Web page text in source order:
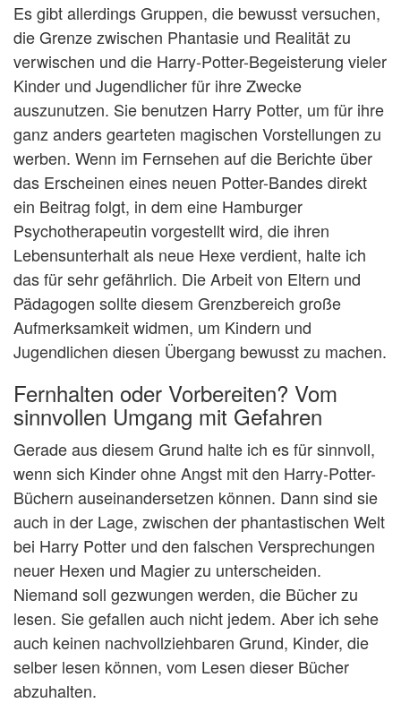
Es gibt allerdings Gruppen, die bewusst versuchen,
die Grenze zwischen Phantasie und Realität zu
verwischen und die Harry-Potter-Begeisterung vieler
Kinder und Jugendlicher für ihre Zwecke
auszunutzen. Sie benutzen Harry Potter, um für ihre
ganz anders gearteten magischen Vorstellungen zu
werben. Wenn im Fernsehen auf die Berichte über
das Erscheinen eines neuen Potter-Bandes direkt
ein Beitrag folgt, in dem eine Hamburger
Psychotherapeutin vorgestellt wird, die ihren
Lebensunterhalt als neue Hexe verdient, halte ich
das für sehr gefährlich. Die Arbeit von Eltern und
Pädagogen sollte diesem Grenzbereich große
Aufmerksamkeit widmen, um Kindern und
Jugendlichen diesen Übergang bewusst zu machen.
Fernhalten oder Vorbereiten? Vom
sinnvollen Umgang mit Gefahren
Gerade aus diesem Grund halte ich es für sinnvoll,
wenn sich Kinder ohne Angst mit den Harry-Potter-
Büchern auseinandersetzen können. Dann sind sie
auch in der Lage, zwischen der phantastischen Welt
bei Harry Potter und den falschen Versprechungen
neuer Hexen und Magier zu unterscheiden.
Niemand soll gezwungen werden, die Bücher zu
lesen. Sie gefallen auch nicht jedem. Aber ich sehe
auch keinen nachvollziehbaren Grund, Kinder, die
selber lesen können, vom Lesen dieser Bücher
abzuhalten.